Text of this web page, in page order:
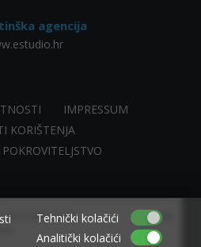
send web push
×
agencija
IMPRESSUM
KORIŠTENJA
Tehnički kolačići
Analitički kolačići